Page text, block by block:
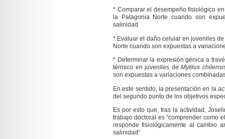
* Comparar el desempeño fisiológico
la Patagonia Norte cuando son
salinidad
* Evaluar el daño celular en juveniles
Norte cuando son expuestas a
* Determinar la expresión génica a
térmico en juveniles deMytilus
son expuestas a variaciones
En este sentido, la presentación en la
del segundo punto de los objetivos
Es por esto que, tras la actividad,
trabajo doctoral es “comprender como
responde fisiológicamente al cambio
salinidad”.